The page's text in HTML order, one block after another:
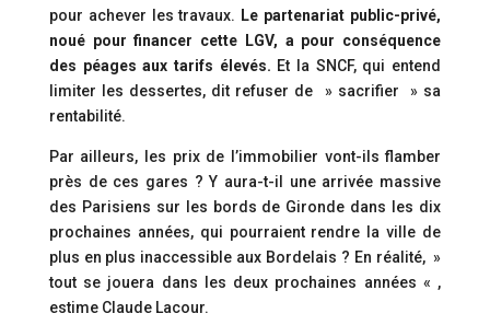
pour achever les travaux. Le partenariat public-privé,
noué pour financer cette LGV, a pour conséquence
des péages aux tarifs élevés. Et la SNCF, qui entend
limiter les dessertes, dit refuser de » sacrifier » sa
rentabilité.
Par ailleurs, les prix de l’immobilier vont-ils flamber
près de ces gares ? Y aura-t-il une arrivée massive
des Parisiens sur les bords de Gironde dans les dix
prochaines années, qui pourraient rendre la ville de
plus en plus inaccessible aux Bordelais ? En réalité, »
tout se jouera dans les deux prochaines années « ,
estime Claude Lacour.